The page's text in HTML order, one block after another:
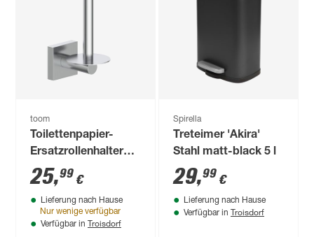
toom
Toilettenpapier-
Ersatzrollenhalter
'London'
chromfarben matt
gebürstet
25,99 €
Lieferung nach Hause
Nur wenige verfügbar
Verfügbar in Troisdorf
Spirella
Treteimer 'Akira'
Stahl matt-black 5 l
29,99 €
Lieferung nach Hause
Verfügbar in Troisdorf